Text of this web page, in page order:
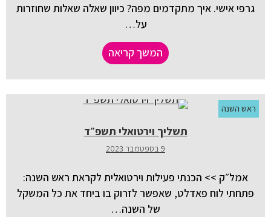
גרפי אישי. איך מתקדמים מפה? כיוון שאלה שאלות שחוזרות
על…
המשך קריאה
ראש השנה
תשליך וירטואלי תשפ״ד
אמל״ק >> הכנתי פעילות וירטואלית לקראת ראש השנה:
פתחתי לוח פאדלט, שאפשר לזרוק בו ביחד את כל המשקל
של השנה…